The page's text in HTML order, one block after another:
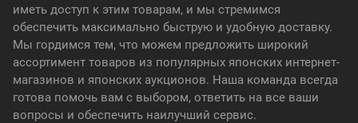
иметь доступ к этим товарам, и мы стремимся
обеспечить максимально быструю и удобную доставку.
Мы гордимся тем, что можем предложить широкий
ассортимент товаров из популярных японских интернет-
магазинов и японских аукционов. Наша команда всегда
готова помочь вам с выбором, ответить на все ваши
вопросы и обеспечить наилучший сервис.